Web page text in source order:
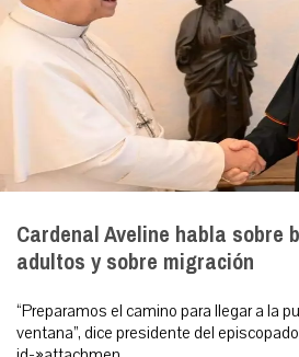
Cardenal Aveline habla sobre
adultos y sobre migración
“Preparamos el camino para llegar a la
ventana”, dice presidente del